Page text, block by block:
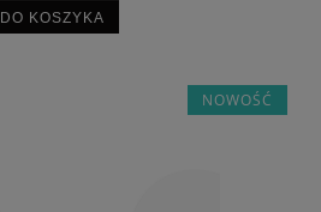
DO KOSZYKA
NOWOŚĆ